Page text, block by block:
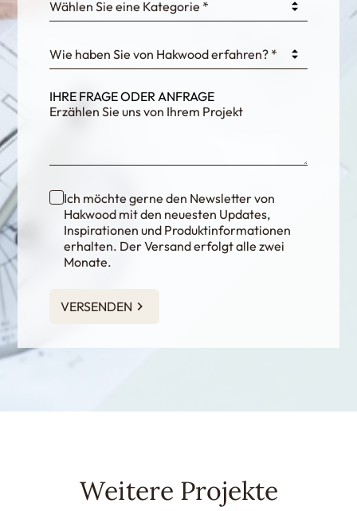
fKG333tDPmDdJm8
Wählen Sie eine Kategorie *
Wie haben Sie von Hakwood erfahren? *
IHRE FRAGE ODER ANFRAGE
Ich möchte gerne den Newsletter von
Hakwood mit den neuesten Updates,
Inspirationen und Produktinformationen
erhalten. Der Versand erfolgt alle zwei
Monate.
VERSENDEN
Weitere Projekte